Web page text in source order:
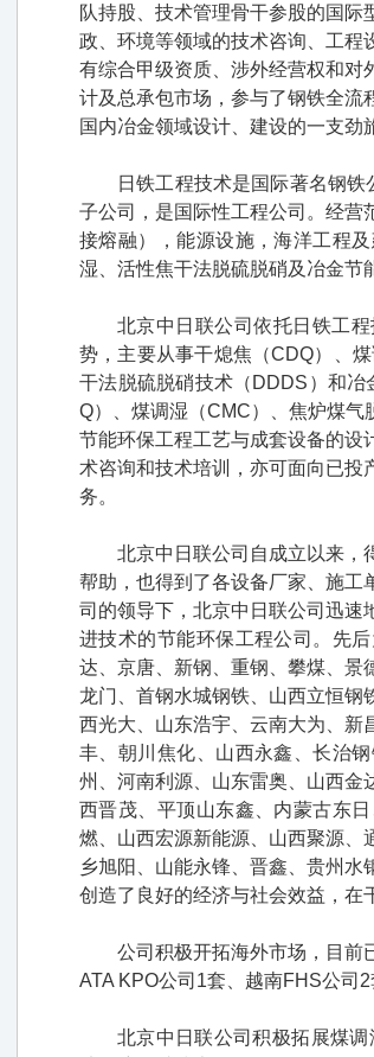
队持股、技术管理骨干参股的国
政、环境等领域的技术咨询、工程
有综合甲级资质、涉外经营权和对
计及总承包市场，参与了钢铁全流
国内冶金领域设计、建设的一支劲
日铁工程技术是国际著名钢铁
子公司，是国际性工程公司。经营
接熔融），能源设施，海洋工程
湿、活性焦干法脱硫脱硝及冶金节
北京中日联公司依托日铁工
势，主要从事干熄焦（CDQ）、
干法脱硫脱硝技术（DDDS）和
Q）、煤调湿（CMC）、焦炉煤
节能环保工程工艺与成套设备的设
术咨询和技术培训，亦可面向已投
务。
北京中日联公司自成立以来，
帮助，也得到了各设备厂家、施工
司的领导下，北京中日联公司迅速
进技术的节能环保工程公司。先
达、京唐、新钢、重钢、攀煤、景
龙门、首钢水城钢铁、山西立恒钢
西光大、山东浩宇、云南大为、新
丰、朝川焦化、山西永鑫、长治
州、河南利源、山东雷奥、山西金
西晋茂、平顶山东鑫、内蒙古东
燃、山西宏源新能源、山西聚源、
乡旭阳、山能永锋、晋鑫、贵州水
创造了良好的经济与社会效益，在
公司积极开拓海外市场，目
ATA KPO公司1套、越南FHS公司
北京中日联公司积极拓展煤